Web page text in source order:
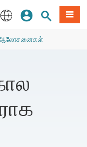
உள்நுழையவும்
தளத் தேடல்
ஆலோசனைகள்